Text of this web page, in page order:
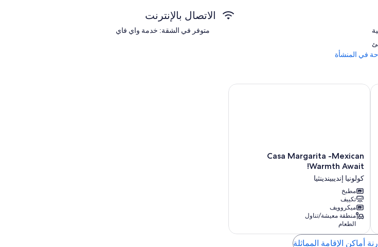
We offer scuba diving and snorkeling tours — including the iconic El Cielo, a breathtaking turquoise
We’re happy to assist with car or scooter rentals, and we’ll recommend our favorite local restaurants so
الاتصال بالإنترنت
متوفر في الشقة: خدمة واي فاي
في المنشأة
Starlink WIFI/
Casa
Margarita
-
Mexican
Warmth
Await!
كولونيا
إنديبيندينثيا
Casa Margarita -Mexican
Warmth Await!
كولونيا إنديبيندينثيا
مطبخ
تكييف
ميكروويف
منطقة معيشة/تناول
الطعام
Casa Margarita -Mexican Warmth Await!
أماكن الإقامة المماثلة